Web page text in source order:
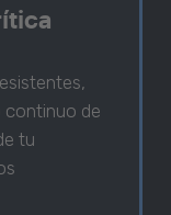
continuo de
tu